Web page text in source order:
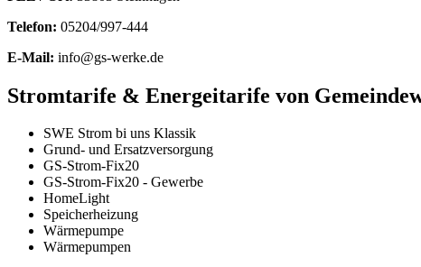
Telefon: 05204/997-444
E-Mail: info@gs-werke.de
Stromtarife & Energeitarife von
SWE Strom bi uns Klassik
Grund- und Ersatzversorgung
GS-Strom-Fix20
GS-Strom-Fix20 - Gewerbe
HomeLight
Speicherheizung
Wärmepumpe
Wärmepumpen